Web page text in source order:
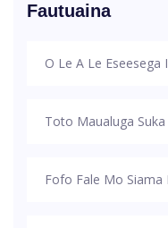
Fautuaina
O Le A Le Eseesega
Toto Maualuga
Fofo Fale Mo